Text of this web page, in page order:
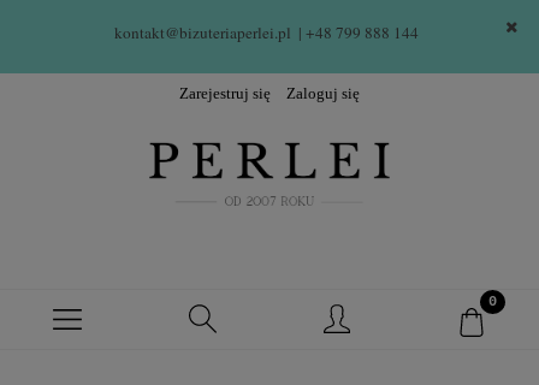
kontakt@bizuteriaperlei.pl | +48 799 888 144
Zarejestruj się Zaloguj się